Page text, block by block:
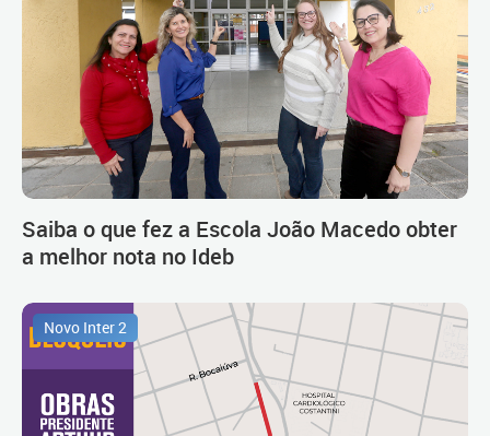
Saiba o que fez a Escola João Macedo obter
a melhor nota no Ideb
Novo Inter 2